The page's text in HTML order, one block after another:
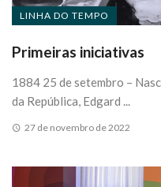
LINHA DO TEMPO
Primeiras iniciativas
1884 25 de setembro –
da República, Edgard ...
27 de novembro de 2022